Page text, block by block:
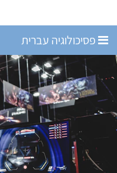
פסיכולוגיה עברית